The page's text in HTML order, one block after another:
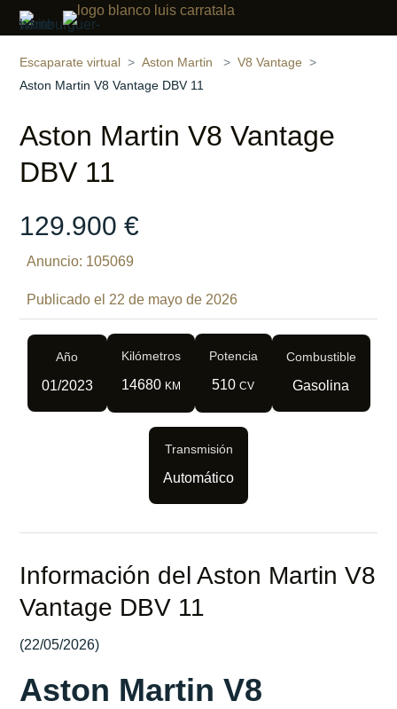
‹ ›
Compartir
Escaparate virtual Aston Martin
V8 Vantage
Aston Martin V8 Vantage DBV 11
Aston Martin V8 Vantage
DBV 11
129.900 €
Anuncio: 105069
Publicado el 22 de mayo de 2026
Año
01/2023
Kilómetros
14680 KM
Potencia
510 CV
Combustible
Gasolina
Transmisión
Automático
Información del Aston Martin V8
Vantage DBV 11
(22/05/2026)
Aston Martin V8